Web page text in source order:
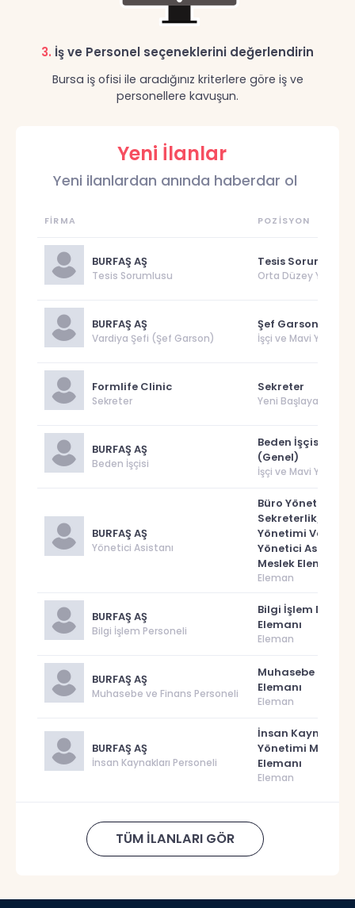
3. İş ve Personel seçeneklerini değerlendirin
Bursa iş ofisi ile aradığınız kriterlere göre iş ve
personellere kavuşun.
Yeni İlanlar
Yeni ilanlardan anında haberdar ol
FIRMA POZISYON
BURFAŞ AŞ
Tesis Sorumlusu
Tesis Sorumlusu
Orta Düzey Yönetici
BURFAŞ AŞ
Vardiya Şefi (Şef Garson)
Şef Garson
İşçi ve Mavi Yaka
Formlife Clinic
Sekreter
Sekreter
Yeni Başlayan
BURFAŞ AŞ
Beden İşçisi
Beden İşçisi
(Genel)
İşçi ve Mavi Yaka
BURFAŞ AŞ
Yönetici Asistanı
Büro Yönetimi Ve
Sekreterlik/Büro
Yönetimi Ve
Yönetici Asistanı
Meslek Elemanı
Eleman
BURFAŞ AŞ
Bilgi İşlem Personeli
Bilgi İşlem Destek
Elemanı
Eleman
BURFAŞ AŞ
Muhasebe ve Finans Personeli
Muhasebe Meslek
Elemanı
Eleman
BURFAŞ AŞ
İnsan Kaynakları Personeli
İnsan Kaynakları
Yönetimi Meslek
Elemanı
Eleman
TÜM İLANLARI GÖR